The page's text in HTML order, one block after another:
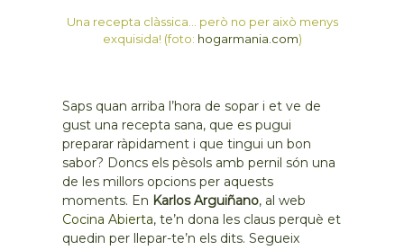
Una recepta clàssica… però no per això menys
exquisida! (foto: hogarmania.com)
Saps quan arriba l’hora de sopar i et ve de
gust una recepta sana, que es pugui
preparar ràpidament i que tingui un bon
sabor? Doncs els pèsols amb pernil són una
de les millors opcions per aquests
moments. En Karlos Arguiñano, al web
Cocina Abierta, te’n dona les claus perquè et
quedin per llepar-te’n els dits. Segueix